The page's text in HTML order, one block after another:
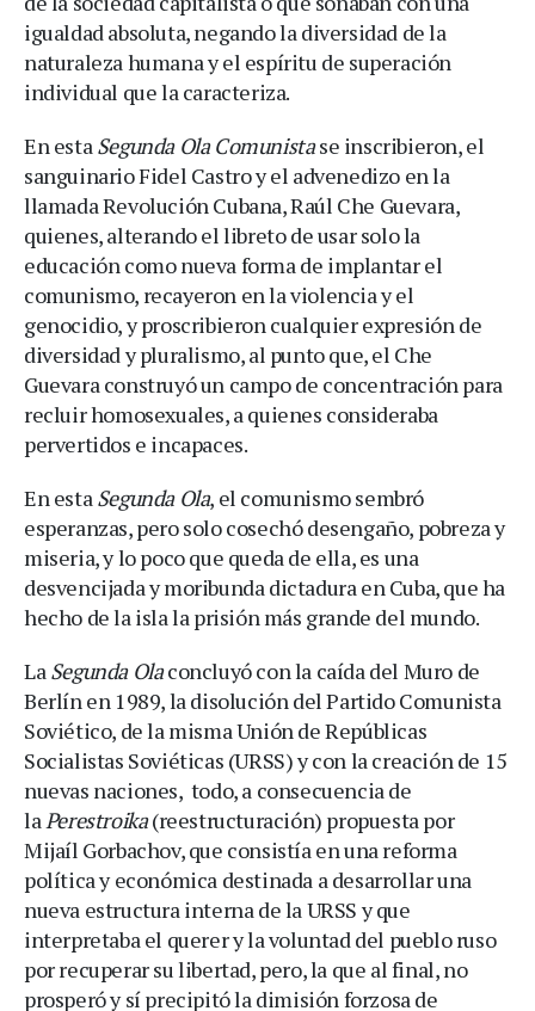
igualdad absoluta, negando la diversidad de la
naturaleza humana y el espíritu de superación
individual que la caracteriza.
En esta Segunda Ola Comunistase inscribieron, el
sanguinario Fidel Castro y el advenedizo en la
llamada Revolución Cubana, Raúl Che Guevara,
quienes, alterando el libreto de usar solo la
educación como nueva forma de implantar el
comunismo, recayeron en la violencia y el
genocidio, y proscribieron cualquier expresión de
diversidad y pluralismo, al punto que, el Che
Guevara construyó un campo de concentración para
recluir homosexuales, a quienes consideraba
pervertidos e incapaces.
En esta Segunda Ola, el comunismo sembró
esperanzas, pero solo cosechó desengaño, pobreza y
miseria, y lo poco que queda de ella, es una
desvencijada y moribunda dictadura en Cuba, que ha
hecho de la isla la prisión más grande del mundo.
La Segunda Olaconcluyó con la caída del Muro de
Berlín en 1989, la disolución del Partido Comunista
Soviético, de la misma Unión de Repúblicas
Socialistas Soviéticas (URSS) y con la creación de 15
nuevas naciones, todo, a consecuencia de
la Perestroika(reestructuración) propuesta por
Mijaíl Gorbachov, que consistía en una reforma
política y económica destinada a desarrollar una
nueva estructura interna de la URSS y que
interpretaba el querer y la voluntad del pueblo ruso
por recuperar su libertad, pero, la que al final, no
prosperó y sí precipitó la dimisión forzosa de